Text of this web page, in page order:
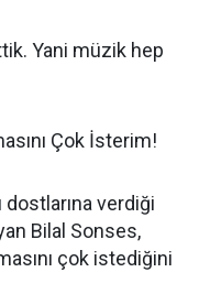
Yani müzik hep
Çok İsterim!
dostlarına verdiği
Bilal Sonses,
çok istediğini